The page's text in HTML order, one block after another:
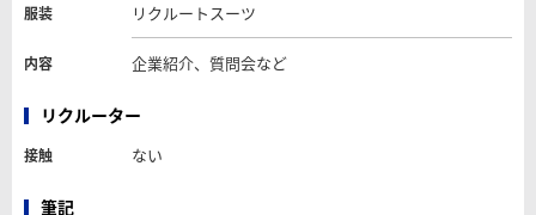
服装 リクルートスーツ
内容 企業紹介、質問会など
リクルーター
接触 ない
筆記